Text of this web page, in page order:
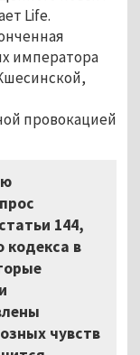
Life.
императора
провокацией
144,
кодекса в
чувств